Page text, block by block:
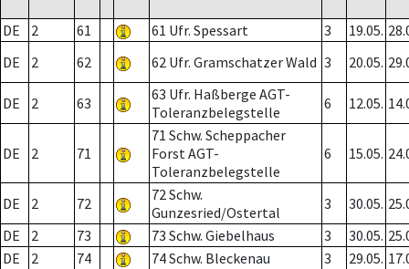
DE 2 61 61 Ufr. Spessart 3 19.05.
DE
2 62 62 Ufr. Gramschatzer Wald 3 20.05.
DE 2 63
63 Ufr. Haßberge AGT-
Toleranzbelegstelle
6 12.05.
DE 2 71
71 Schw. Scheppacher
Forst AGT-
Toleranzbelegstelle
6 15.05.
DE 2 72
72 Schw.
Gunzesried/Ostertal
3 30.05.
DE
2 73 73 Schw. Giebelhaus 3 30.05.
DE
2 74 74 Schw. Bleckenau 3 29.05.